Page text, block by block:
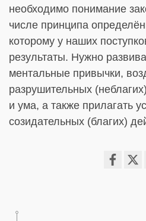
необходимо понимание
числе принципа
которому у наших
результаты. Нужно
ментальные привычки,
разрушительных
и ума, а также прилагать
созидательных (благих)